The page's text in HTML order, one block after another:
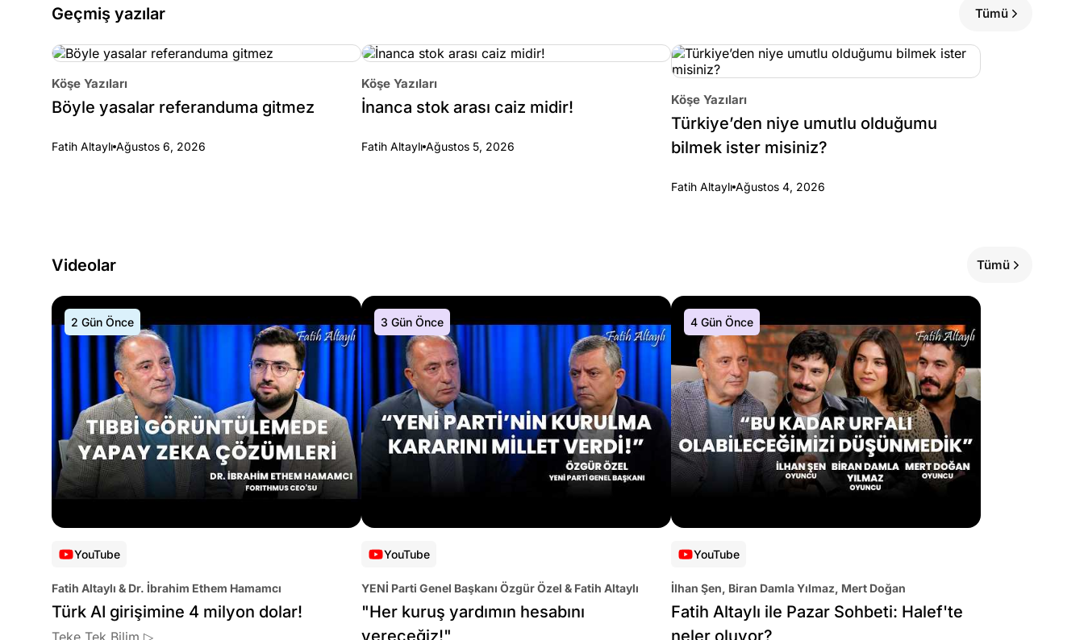
Geçmiş yazılar Tümü
Köşe Yazıları
Böyle yasalar referanduma gitmez
Fatih Altaylı Ağustos 6, 2026
Köşe Yazıları
İnanca stok arası caiz midir!
Fatih Altaylı Ağustos 5, 2026
Köşe Yazıları
Türkiye’den niye umutlu olduğumu
bilmek ister misiniz?
Fatih Altaylı Ağustos 4, 2026
Videolar Tümü
2 Gün Önce
YouTube
Fatih Altaylı & Dr. İbrahim Ethem Hamamcı
Türk AI girişimine 4 milyon dolar!
Teke Tek Bilim ▷
3 Gün Önce
YouTube
YENİ Parti Genel Başkanı Özgür Özel & Fatih Altaylı
"Her kuruş yardımın hesabını
vereceğiz!"
4 Gün Önce
YouTube
İlhan Şen, Biran Damla Yılmaz, Mert Doğan
Fatih Altaylı ile Pazar Sohbeti: Halef'te
neler oluyor?